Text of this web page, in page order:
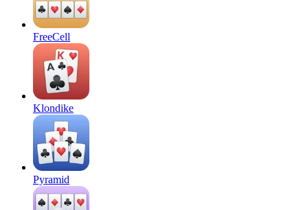
FreeCell
Klondike
Pyramid